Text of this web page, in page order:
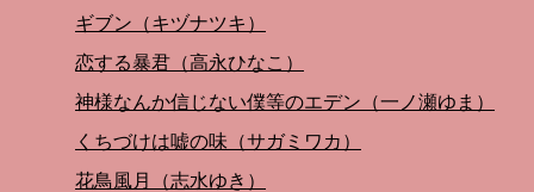
ギブン（キヅナツキ）
恋する暴君（高永ひなこ）
神様なんか信じない僕等のエデン（一ノ瀬ゆま）
くちづけは嘘の味（サガミワカ）
花鳥風月（志水ゆき）